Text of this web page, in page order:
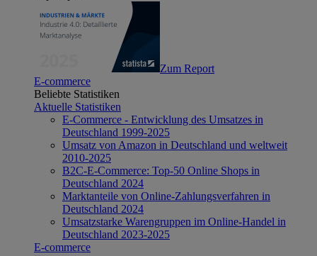
Zum Report
E-commerce
Beliebte Statistiken
Aktuelle Statistiken
E-Commerce - Entwicklung des Umsatzes in
Deutschland 1999-2025
Umsatz von Amazon in Deutschland und weltweit
2010-2025
B2C-E-Commerce: Top-50 Online Shops in
Deutschland 2024
Marktanteile von Online-Zahlungsverfahren in
Deutschland 2024
Umsatzstarke Warengruppen im Online-Handel in
Deutschland 2023-2025
E-commerce